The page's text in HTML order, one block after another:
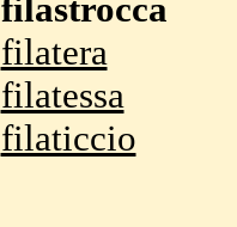
filastrocca
filatera
filatessa
filaticcio